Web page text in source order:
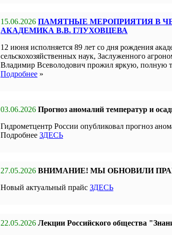
15.06.2026 ПАМЯТНЫЕ МЕРОПРИЯТИЯ В
АКАДЕМИКА В.В. ГЛУХОВЦЕВА
12 июня исполняется 89 лет со дня рождения
сельскохозяйственных наук, Заслуженного
Владимир Всеволодович прожил яркую, полную
Подробнее »
03.06.2026 Прогноз аномалий температур и
Гидрометцентр России опубликовал прогноз
Подробнее ЗДЕСЬ
27.05.2026 ВНИМАНИЕ! МЫ ОБНОВИЛИ
Новый актуальный прайс ЗДЕСЬ
22.05.2026 Лекции Российского общества